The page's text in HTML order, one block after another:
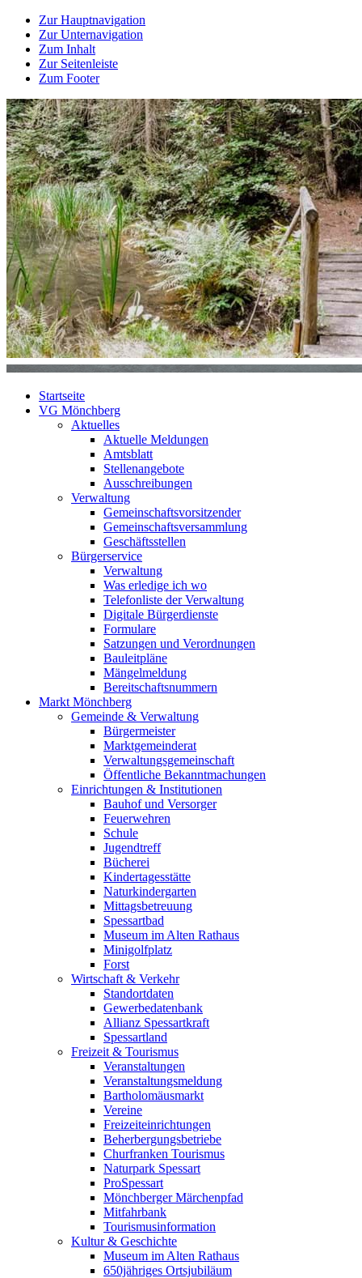
Zur Hauptnavigation
Zur Unternavigation
Zum Inhalt
Zur Seitenleiste
Zum Footer
Startseite
VG Mönchberg
Aktuelles
Aktuelle Meldungen
Amtsblatt
Stellenangebote
Ausschreibungen
Verwaltung
Gemeinschaftsvorsitzender
Gemeinschaftsversammlung
Geschäftsstellen
Bürgerservice
Verwaltung
Was erledige ich wo
Telefonliste der Verwaltung
Digitale Bürgerdienste
Formulare
Satzungen und Verordnungen
Bauleitpläne
Mängelmeldung
Bereitschaftsnummern
Markt Mönchberg
Gemeinde & Verwaltung
Bürgermeister
Marktgemeinderat
Verwaltungsgemeinschaft
Öffentliche Bekanntmachungen
Einrichtungen & Institutionen
Bauhof und Versorger
Feuerwehren
Schule
Jugendtreff
Bücherei
Kindertagesstätte
Naturkindergarten
Mittagsbetreuung
Spessartbad
Museum im Alten Rathaus
Minigolfplatz
Forst
Wirtschaft & Verkehr
Standortdaten
Gewerbedatenbank
Allianz Spessartkraft
Spessartland
Freizeit & Tourismus
Veranstaltungen
Veranstaltungsmeldung
Bartholomäusmarkt
Vereine
Freizeiteinrichtungen
Beherbergungsbetriebe
Churfranken Tourismus
Naturpark Spessart
ProSpessart
Mönchberger Märchenpfad
Mitfahrbank
Tourismusinformation
Kultur & Geschichte
Museum im Alten Rathaus
650jähriges Ortsjubiläum